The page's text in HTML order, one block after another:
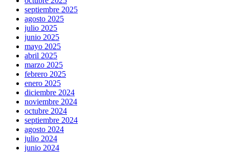
septiembre 2025
agosto 2025
julio 2025
junio 2025
mayo 2025
abril 2025
marzo 2025
febrero 2025
enero 2025
diciembre 2024
noviembre 2024
octubre 2024
septiembre 2024
agosto 2024
julio 2024
junio 2024